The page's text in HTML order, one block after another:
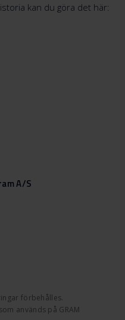
kan du göra det här:
förbehålles.
används på GRAM
A/S